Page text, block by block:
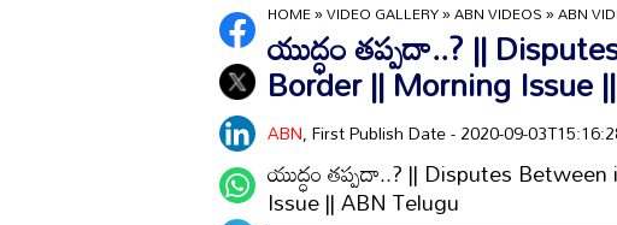
HOME»VIDEO GALLERY»ABN VIDEOS»ABN
యుద్ధం తప్పదా..? ||
Border || Morning Issue
ABN, First Publish Date - 2020-09-
యుద్ధం తప్పదా..? || Disputes
Issue || ABN Telugu